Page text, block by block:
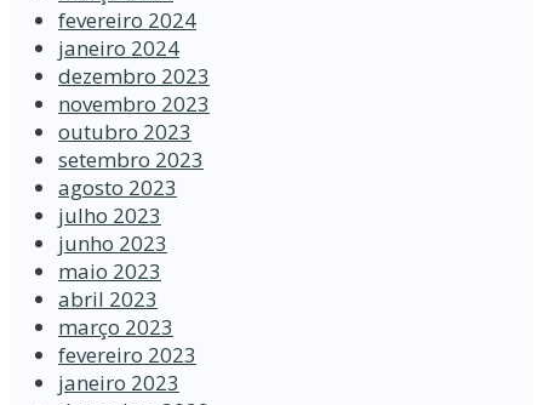
fevereiro 2024
janeiro 2024
dezembro 2023
novembro 2023
outubro 2023
setembro 2023
agosto 2023
julho 2023
junho 2023
maio 2023
abril 2023
março 2023
fevereiro 2023
janeiro 2023